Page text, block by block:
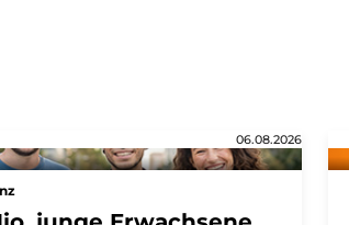
06.08.2026